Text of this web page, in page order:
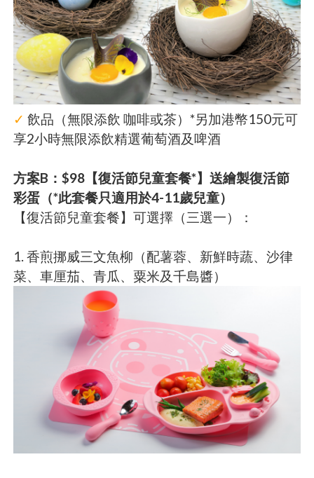
✓ 飲品（無限添飲 咖啡或茶）*另加港幣150元可
享2小時無限添飲精選葡萄酒及啤酒
方案B：$98【復活節兒童套餐*】送繪製復活節
彩蛋（*此套餐只適用於4-11歲兒童）
【復活節兒童套餐】可選擇（三選一）：
1. 香煎挪威三文魚柳（配薯蓉、新鮮時蔬、沙律
菜、車厘茄、青瓜、粟米及千島醬）